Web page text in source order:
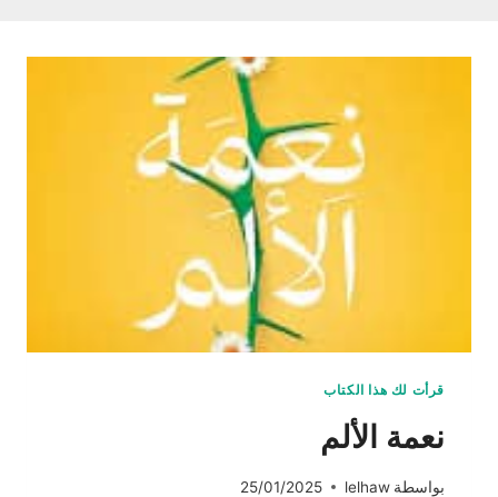
قرأت لك هذا الكتاب
نعمة الألم
بواسطة lelhaw
25/01/2025